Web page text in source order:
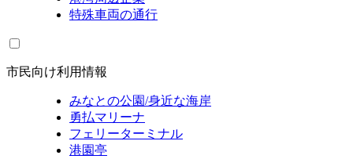
特殊車両の通行
市民向け利用情報
みなとの公園/身近な海岸
勇払マリーナ
フェリーターミナル
港園亭